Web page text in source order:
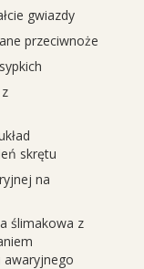
gwiazdy
przeciwnoże
skrętu
na
ślimakowa z
awaryjnego